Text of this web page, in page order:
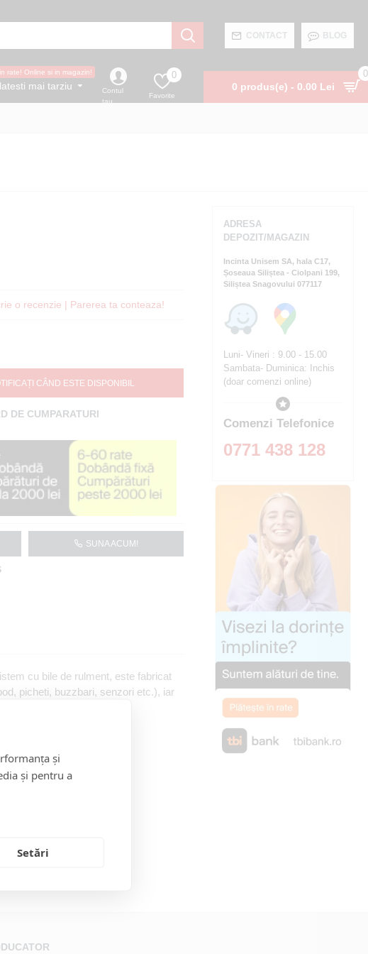
CONTACT BLOG
mai tarziu
rate! Online si in magazin!
Contul
tau
Favorite
0
0 produs(e) - 0.00 Lei
0
o recenzie | Parerea ta conteaza!
CÂND ESTE DISPONIBIL
SUNA ACUM!
DE CUMPARATURI
cu bile de rulment, este fabricat
picheti, buzzbari, senzori etc.), iar
ADRESA
DEPOZIT/MAGAZIN
Incinta Unisem SA, hala C17,
Șoseaua Siliștea - Ciolpani 199,
Siliștea Snagovului 077117
Luni- Vineri : 9.00 - 15.00
Sambata- Duminica: Inchis
(doar comenzi online)
Comenzi Telefonice
0771 438 128
și
și pentru a
Setări